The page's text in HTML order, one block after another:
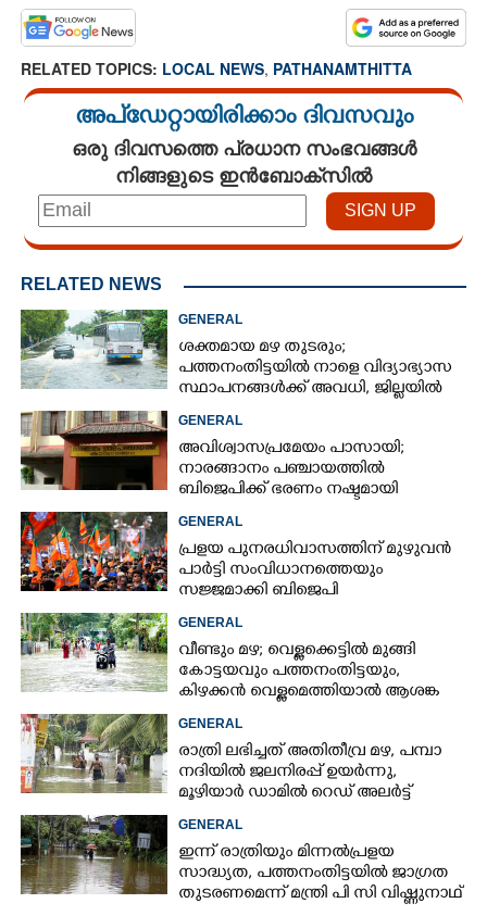
RELATED TOPICS: LOCAL NEWS, PATHANAMTHITTA
അപ്ഡേറ്റായിരിക്കാം ദിവസവും
ഒരു ദിവസത്തെ പ്രധാന സംഭവങ്ങൾ
നിങ്ങളുടെ ഇൻബോക്സിൽ
RELATED NEWS
GENERAL
ശക്തമായ മഴ തുടരും;
പത്തനംതിട്ടയിൽ നാളെ വിദ്യാഭ്യാസ
സ്ഥാപനങ്ങൾക്ക് അവധി,​ ജില്ലയിൽ
GENERAL
അവിശ്വാസപ്രമേയം പാസായി;
നാരങ്ങാനം പഞ്ചായത്തിൽ
ബിജെപിക്ക് ഭരണം നഷ്ടമായി
GENERAL
പ്രളയ പുനരധിവാസത്തിന് മുഴുവൻ
പാർട്ടി സംവിധാനത്തെയും
സജ്ജമാക്കി ബിജെപി
GENERAL
വീണ്ടും മഴ; വെള്ളക്കെട്ടിൽ മുങ്ങി
കോട്ടയവും പത്തനംതിട്ടയും,
കിഴക്കൻ വെള്ളമെത്തിയാൽ ആശങ്ക
GENERAL
രാത്രി ലഭിച്ചത് അതിതീവ്ര മഴ, പമ്പാ
നദിയിൽ ജലനിരപ്പ് ഉയർന്നു,
മൂഴിയാർ ഡാമിൽ റെഡ് അലർട്ട്
GENERAL
ഇന്ന് രാത്രിയും മിന്നൽപ്രളയ
സാദ്ധ്യത,​ പത്തനംതിട്ടയിൽ ജാഗ്രത
തുടരണമെന്ന് മന്ത്രി പി സി വിഷ്ണുനാഥ്